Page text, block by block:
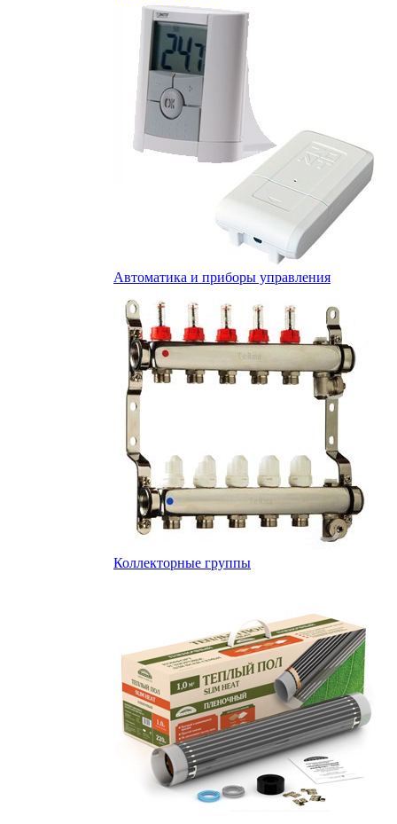
Автоматика и приборы управления
Коллекторные группы